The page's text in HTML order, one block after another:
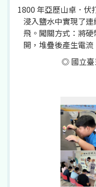
1800 年亞歷山卓．伏
浸入鹽水中實現了
飛。闖關方式：將
開，堆疊後產生電
◎ 國立臺